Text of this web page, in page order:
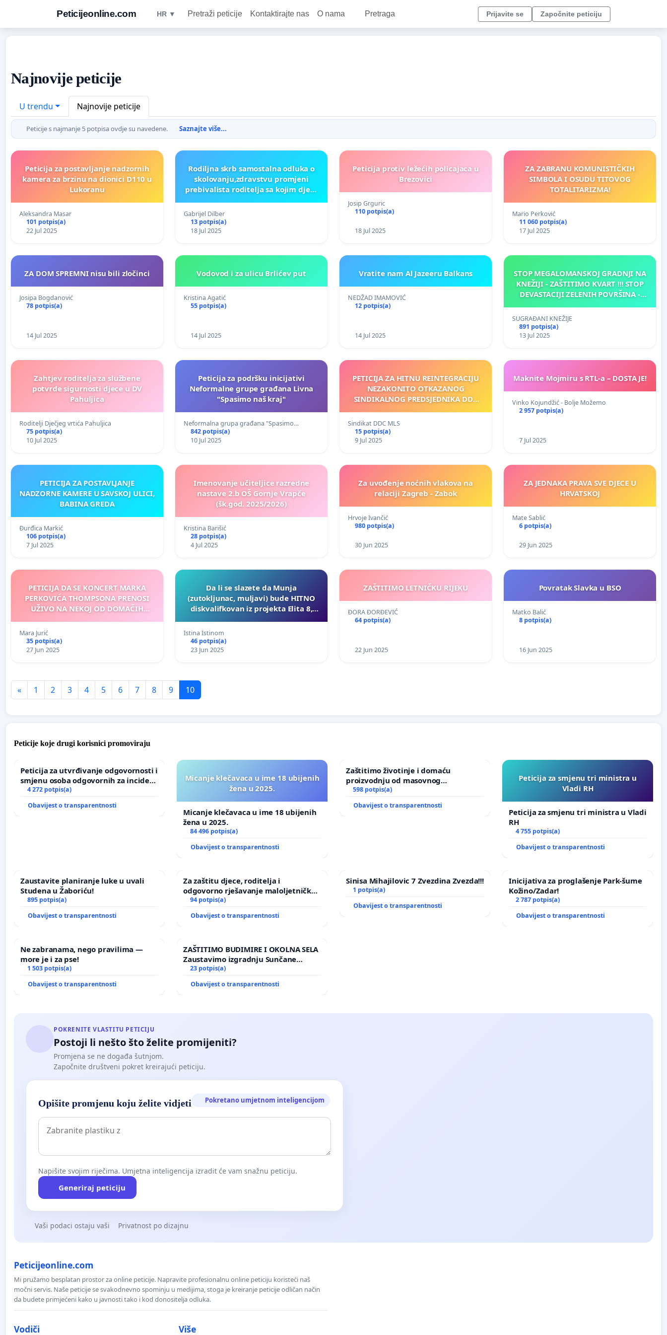
Peticijeonline.com HR ▼ Pretraži peticije Kontaktirajte nas O nama Pretraga Prijavite se Započnite peticiju
Najnovije peticije
U trendu Najnovije peticije
Peticije s najmanje 5 potpisa ovdje su navedene. Saznajte više...
Peticija za postavljanje nadzornih
kamera za brzinu na dionici D110 u
Lukoranu
Aleksandra Masar
101 potpis(a)
22 Jul 2025
Rodiljna skrb samostalna odluka o
skolovanju,zdravstvu promjeni
prebivalista roditelja sa kojim djete
Gabrijel Dilber
13 potpis(a)
18 Jul 2025
Peticija protiv ležećih policajaca u
Brezovici
Josip Grguric
110 potpis(a)
18 Jul 2025
ZA ZABRANU KOMUNISTIČKIH
SIMBOLA I OSUDU TITOVOG
TOTALITARIZMA!
Mario Perković
11 060 potpis(a)
17 Jul 2025
ZA DOM SPREMNI nisu bili zločinci
Josipa Bogdanović
78 potpis(a)
14 Jul 2025
Vodovod i za ulicu Brlićev put
Kristina Agatić
55 potpis(a)
14 Jul 2025
Vratite nam Al Jazeeru Balkans
NEDŽAD IMAMOVIĆ
12 potpis(a)
14 Jul 2025
STOP MEGALOMANSKOJ GRADNJI NA
KNEŽIJI - ZAŠTITIMO KVART !!! STOP
DEVASTACIJI ZELENIH POVRŠINA -
SUGRAĐANI KNEŽIJE
891 potpis(a)
13 Jul 2025
Zahtjev roditelja za službene
potvrde sigurnosti djece u DV
Pahuljica
Roditelji Dječjeg vrtića Pahuljica
75 potpis(a)
10 Jul 2025
Peticija za podršku inicijativi
Neformalne grupe građana Livna
"Spasimo naš kraj"
Neformalna grupa građana "Spasimo…
842 potpis(a)
10 Jul 2025
PETICIJA ZA HITNU REINTEGRACIJU
NEZAKONITO OTKAZANOG
SINDIKALNOG PREDSJEDNIKA DDC
Sindikat DDC MLS
15 potpis(a)
9 Jul 2025
Maknite Mojmiru s RTL-a – DOSTA JE!
Vinko Kojundžić - Bolje Možemo
2 957 potpis(a)
7 Jul 2025
PETICIJA ZA POSTAVLJANJE
NADZORNE KAMERE U SAVSKOJ ULICI,
BABINA GREDA
Đurđica Markić
106 potpis(a)
7 Jul 2025
Imenovanje učiteljice razredne
nastave 2.b OŠ Gornje Vrapče
(šk.god. 2025/2026)
Kristina Barišić
28 potpis(a)
4 Jul 2025
Za uvođenje noćnih vlakova na
relaciji Zagreb - Zabok
Hrvoje Ivančić
980 potpis(a)
30 Jun 2025
ZA JEDNAKA PRAVA SVE DJECE U
HRVATSKOJ
Mate Sablić
6 potpis(a)
29 Jun 2025
PETICIJA DA SE KONCERT MARKA
PERKOVIĆA THOMPSONA PRENOSI
UŽIVO NA NEKOJ OD DOMAČIH
Mara Jurić
35 potpis(a)
27 Jun 2025
Da li se slazete da Munja
(zutokljunac, muljavi) bude HITNO
diskvalifkovan iz projekta Elita 8,
ovome Luki Vujovicu bude vracen
Istina Istinom
46 potpis(a)
23 Jun 2025
ZAŠTITIMO LETNIČKU RIJEKU
ĐORA ĐORĐEVIĆ
64 potpis(a)
22 Jun 2025
Povratak Slavka u BSO
Matko Balić
8 potpis(a)
16 Jun 2025
« 1 2 3 4 5 6 7 8 9 10
Peticije koje drugi korisnici promoviraju
Peticija za utvrđivanje odgovornosti i
smjenu osoba odgovornih za incident
u Zoološkom vrtu Grada Zagreba
4 272 potpis(a)
Obavijest o transparentnosti
Micanje klečavaca u ime 18 ubijenih
žena u 2025.
Micanje klečavaca u ime 18 ubijenih
žena u 2025.
84 496 potpis(a)
Obavijest o transparentnosti
Zaštitimo životinje i domaću
proizvodnju od masovnog
uništavanja zbog afričke svinjske
kuge
598 potpis(a)
Obavijest o transparentnosti
Peticija za smjenu tri ministra u
Vladi RH
Peticija za smjenu tri ministra u Vladi
RH
4 755 potpis(a)
Obavijest o transparentnosti
Zaustavite planiranje luke u uvali
Studena u Žaboriću!
895 potpis(a)
Obavijest o transparentnosti
Za zaštitu djece, roditelja i
odgovorno rješavanje maloljetničkog
nasilja
94 potpis(a)
Obavijest o transparentnosti
Sinisa Mihajilovic 7 Zvezdina Zvezda!!!
1 potpis(a)
Obavijest o transparentnosti
Inicijativa za proglašenje Park-šume
Kožino/Zadar!
2 787 potpis(a)
Obavijest o transparentnosti
Ne zabranama, nego pravilima —
more je i za pse!
1 503 potpis(a)
Obavijest o transparentnosti
ZAŠTITIMO BUDIMIRE I OKOLNA SELA
Zaustavimo izgradnju Sunčane
elektrane Vedrine na području
Ugljana
23 potpis(a)
Obavijest o transparentnosti
POKRENITE VLASTITU PETICIJU
Postoji li nešto što želite promijeniti?
Promjena se ne događa šutnjom.
Započnite društveni pokret kreirajući peticiju.
Opišite promjenu koju želite vidjeti Pokretano umjetnom inteligencijom
Napišite svojim riječima. Umjetna inteligencija izradit će vam snažnu peticiju.
Generiraj peticiju
Vaši podaci ostaju vaši Privatnost po dizajnu
Peticijeonline.com
Mi pružamo besplatan prostor za online peticije. Napravite profesionalnu online peticiju koristeći naš
močni servis. Naše peticije se svakodnevno spominju u medijima, stoga je kreiranje peticije odličan način
da budete primjećeni kako u javnosti tako i kod donositelja odluka.
Vodiči Više